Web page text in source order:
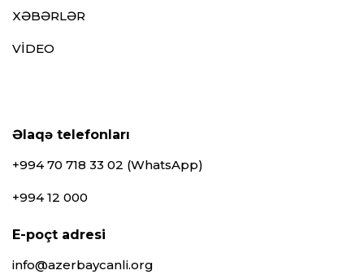
XƏBƏRLƏR
VİDEO
Əlaqə telefonları
+994 70 718 33 02 (WhatsApp)
+994 12 000
E-poçt adresi
info@azerbaycanli.org